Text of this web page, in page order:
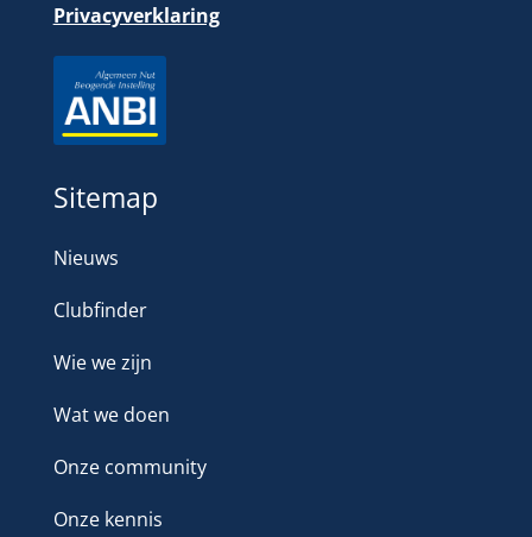
Privacyverklaring
Sitemap
Nieuws
Clubfinder
Wie we zijn
Wat we doen
Onze community
Onze kennis